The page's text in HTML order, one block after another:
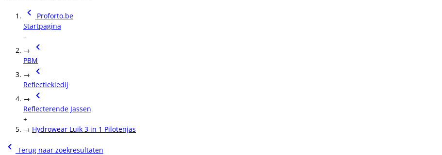
Proforto.be
Startpagina
–
→
PBM
→
Reflectiekledij
→
Reflecterende Jassen
+
→ Hydrowear Luik 3 in 1 Pilotenjas
Terug naar zoekresultaten